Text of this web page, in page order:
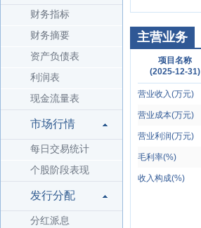
财务指标
财务摘要
资产负债表
利润表
现金流量表
市场行情
每日交易统计
个股阶段表现
发行分配
分红派息
主营业务
项目名称
(2025-12-31)
营业收入(万元)
营业成本(万元)
营业利润(万元)
毛利率(%)
收入构成(%)